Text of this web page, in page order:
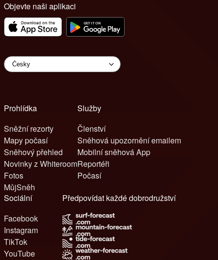
Objevte naši aplikaci
Prohlídka
Sněžní rezorty
Mapy počasí
Sněhový přehled
Novinky z Whiteroom
Fotos
MůjSněh
Služby
Členství
Sněhová upozornění emailem
Mobilní sněhová App
Reportéři
Počasí
Sociální
Facebook
Instagram
TikTok
YouTube
Předpovídat každé dobrodružství